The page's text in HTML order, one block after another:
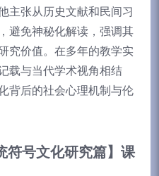
主张从历史文献和民间习
避免神秘化解读，强调其
究价值。在多年的教学实
载与当代学术视角相结
背后的社会心理机制与伦
符号文化研究篇】课